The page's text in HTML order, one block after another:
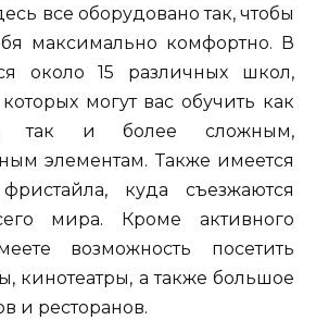
все оборудовано так, чтобы
максимально комфортно. В
около 15 различных школ,
могут вас обучить как
так и более сложным,
элементам. Также имеется
куда съезжаются
мира. Кроме активного
возможность посетить
кинотеатры, а также большое
и ресторанов.